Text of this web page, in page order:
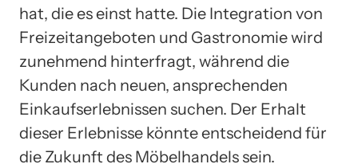
hat, die es einst hatte. Die Integration von
Freizeitangeboten und Gastronomie wird
zunehmend hinterfragt, während die
Kunden nach neuen, ansprechenden
Einkaufserlebnissen suchen. Der Erhalt
dieser Erlebnisse könnte entscheidend für
die Zukunft des Möbelhandels sein.